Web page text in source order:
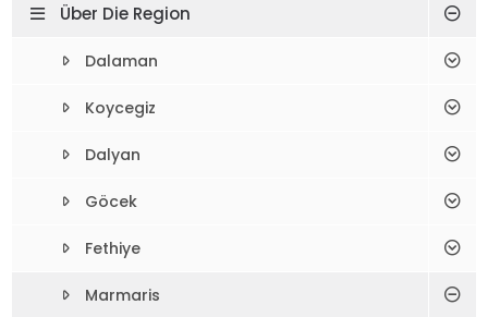
Über Die Region
Dalaman
Koycegiz
Dalyan
Göcek
Fethiye
Marmaris